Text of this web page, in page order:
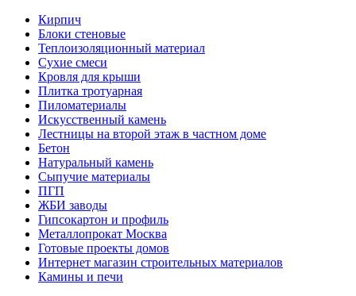
Кирпич
Блоки стеновые
Теплоизоляционный материал
Сухие смеси
Кровля для крыши
Плитка тротуарная
Пиломатериалы
Искусственный камень
Лестницы на второй этаж в частном доме
Бетон
Натуральный камень
Сыпучие материалы
ПГП
ЖБИ заводы
Гипсокартон и профиль
Металлопрокат Москва
Готовые проекты домов
Интернет магазин строительных материалов
Камины и печи